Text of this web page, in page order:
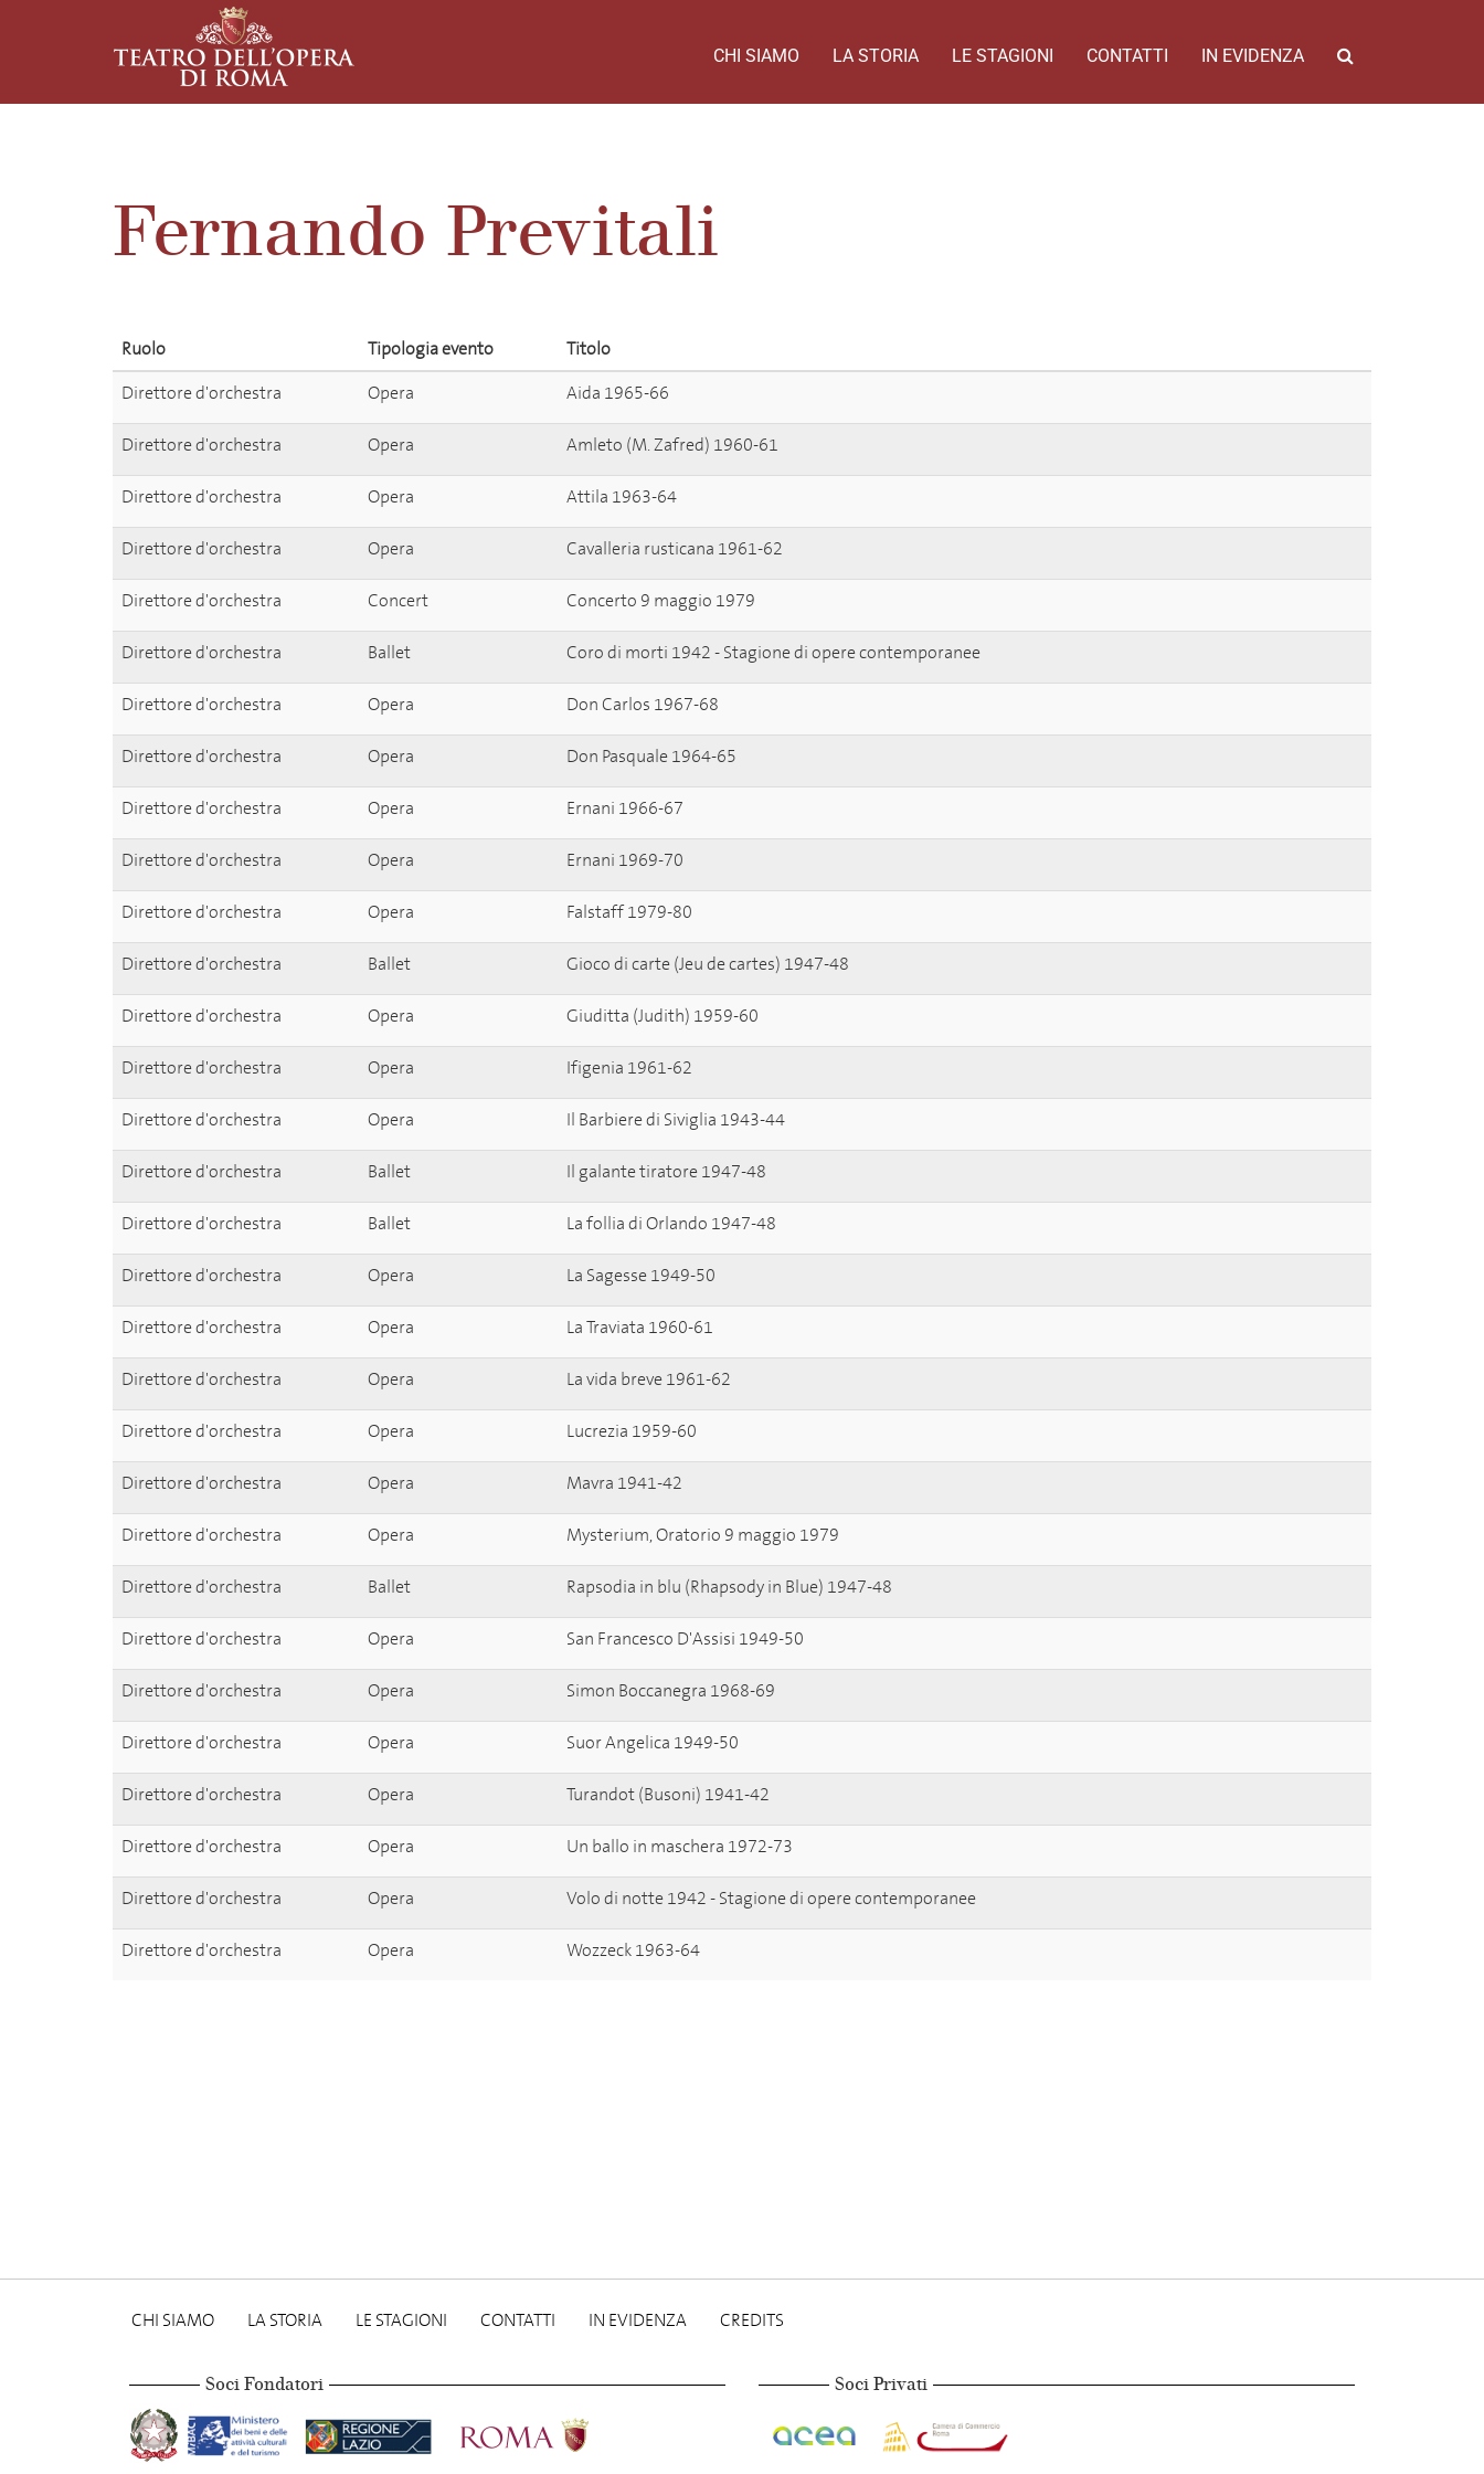
CHI SIAMO LA STORIA LE STAGIONI CONTATTI IN EVIDENZA
Fernando Previtali
Ruolo Tipologia evento
Titolo
Direttore d'orchestra
Opera Aida 1965-66
Direttore d'orchestra Opera Amleto (M. Zafred) 1960-61
Direttore d'orchestra Opera Attila 1963-64
Direttore d'orchestra Opera Cavalleria rusticana 1961-62
Direttore d'orchestra Concert Concerto 9 maggio 1979
Direttore d'orchestra Ballet Coro di morti 1942 - Stagione di opere contemporanee
Direttore d'orchestra Opera Don Carlos 1967-68
Direttore d'orchestra Opera Don Pasquale 1964-65
Direttore d'orchestra Opera Ernani 1966-67
Direttore d'orchestra Opera Ernani 1969-70
Direttore d'orchestra Opera Falstaff 1979-80
Direttore d'orchestra Ballet Gioco di carte (Jeu de cartes) 1947-48
Direttore d'orchestra Opera Giuditta (Judith) 1959-60
Direttore d'orchestra Opera Ifigenia 1961-62
Direttore d'orchestra Opera Il Barbiere di Siviglia 1943-44
Direttore d'orchestra Ballet Il galante tiratore 1947-48
Direttore d'orchestra Ballet La follia di Orlando 1947-48
Direttore d'orchestra Opera La Sagesse 1949-50
Direttore d'orchestra Opera La Traviata 1960-61
Direttore d'orchestra Opera La vida breve 1961-62
Direttore d'orchestra Opera Lucrezia 1959-60
Direttore d'orchestra Opera Mavra 1941-42
Direttore d'orchestra Opera Mysterium, Oratorio 9 maggio 1979
Direttore d'orchestra Ballet Rapsodia in blu (Rhapsody in Blue) 1947-48
Direttore d'orchestra Opera San Francesco D'Assisi 1949-50
Direttore d'orchestra Opera Simon Boccanegra 1968-69
Direttore d'orchestra Opera Suor Angelica 1949-50
Direttore d'orchestra Opera Turandot (Busoni) 1941-42
Direttore d'orchestra Opera Un ballo in maschera 1972-73
Direttore d'orchestra Opera Volo di notte 1942 - Stagione di opere contemporanee
Direttore d'orchestra Opera Wozzeck 1963-64
CHI SIAMO LA STORIA LE STAGIONI CONTATTI IN EVIDENZA CREDITS
Soci Fondatori Soci Privati